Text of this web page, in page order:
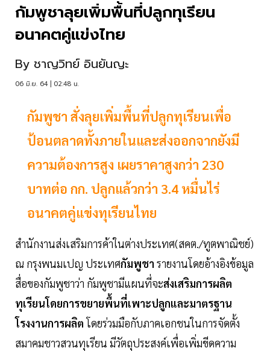
กัมพูชาลุยเพิ่มพื้นที่ปลูกทุเรียน
อนาคตคู่แข่งไทย
By ชาญวิทย์ อินยันญะ
06 มิ.ย. 64 | 02:48 น.
กัมพูชา สั่งลุยเพิ่มพื้นที่ปลูกทุเรียนเพื่อ
ป้อนตลาดทั้งภายในและส่งออกจากยังมี
ความต้องการสูง เผยราคาสูงกว่า 230
บาทต่อ กก. ปลูกแล้วกว่า 3.4 หมื่นไร่
อนาคตคู่แข่งทุเรียนไทย
สำนักงานส่งเสริมการค้าในต่างประเทศ(สคต./ทูตพาณิชย์)
ณ กรุงพนมเปญ ประเทศกัมพูชา รายงานโดยอ้างอิงข้อมูล
สื่อของกัมพูชาว่า กัมพูชามีแผนที่จะส่งเสริมการผลิต
ทุเรียนโดยการขยายพื้นที่เพาะปลูกและมาตรฐาน
โรงงานการผลิตโดยร่วมมือกับภาคเอกชนในการจัดตั้ง
สมาคมชาวสวนทุเรียน มีวัตถุประสงค์เพื่อเพิ่มขีดความ